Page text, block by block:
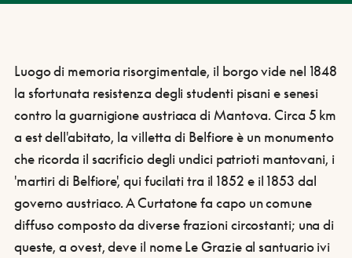
Luogo di memoria risorgimentale, il borgo vide nel 1848
la sfortunata resistenza degli studenti pisani e senesi
contro la guarnigione austriaca di Mantova. Circa 5 km
a est dell'abitato, la villetta di Belfiore è un monumento
che ricorda il sacrificio degli undici patrioti mantovani, i
'martiri di Belfiore', qui fucilati tra il 1852 e il 1853 dal
governo austriaco. A Curtatone fa capo un comune
diffuso composto da diverse frazioni circostanti; una di
queste, a ovest, deve il nome Le Grazie al santuario ivi